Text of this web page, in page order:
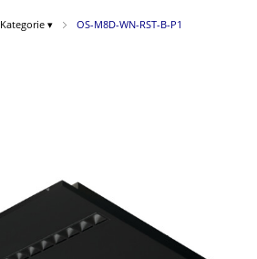
Kategorie ▾ OS-M8D-WN-RST-B-P1